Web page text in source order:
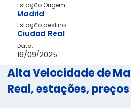
Estação Origem:
Madrid
Estação destino:
Ciudad Real
Data:
16/09/2025
Alta Velocidade de
Real, estações,